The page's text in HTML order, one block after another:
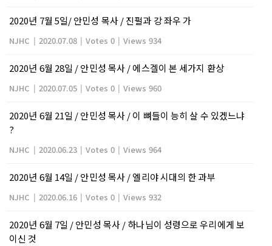
2020년 7월 5일/ 안민성 목사 / 진펄과 강 좌우 가
NJHC | 2020.07.08 | Votes 0 | Views 934
2020년 6월 28일 / 안민성 목사 / 에스겔이 본 세가지 환상
NJHC | 2020.07.05 | Votes 0 | Views 960
2020년 6월 21일 / 안민성 목사 / 이 뼈들이 능히 살 수 있겠느냐
?
NJHC | 2020.06.23 | Votes 0 | Views 964
2020년 6월 14일 / 안민성 목사 / 엘리야 시대의 한 과부
NJHC | 2020.06.16 | Votes 0 | Views 932
2020년 6월 7일 / 안민성 목사 / 하나님이 성령으로 우리에게 보
이신 것